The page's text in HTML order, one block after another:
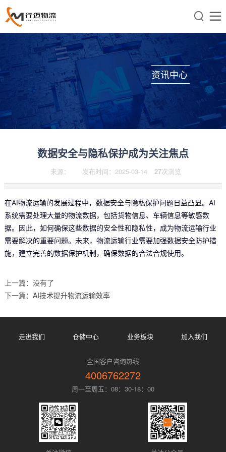
 
资讯中心
数据安全与隐私保护成为关注焦点
来源： 发布时间：2025-03-14 27次浏览
在AI物流运输的发展过程中，数据安全与隐私保护问题日益凸显。AI
系统需要处理大量的物流数据，包括货物信息、车辆信息等敏感数
据。因此，如何确保这些数据的安全性和隐私性，成为物流运输行业
需要解决的重要问题。未来，物流运输行业需要加强数据安全防护措
施，建立完善的数据保护机制，确保数据的合法合规使用。
上一篇：没有了
下一篇： AI技术提升物流运输效率
走进我们 仓储中心 业务板块 加入我们
全国客户咨询热线
4006762272
周一至周五：08：30-18：00